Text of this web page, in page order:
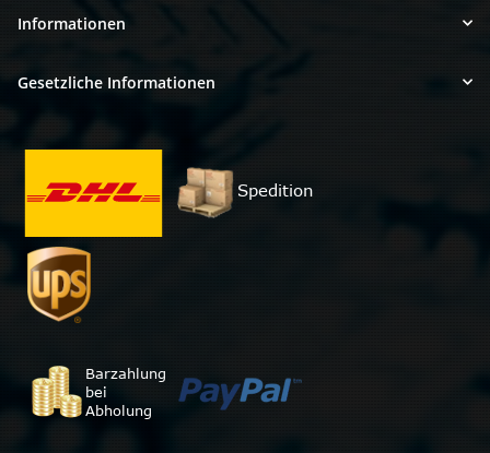
Informationen
Gesetzliche Informationen